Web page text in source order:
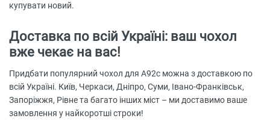
купувати новий.
Доставка по всій Україні: ваш чохол
вже чекає на вас!
Придбати популярний чохол для А92с можна з доставкою по
всій Україні. Київ, Черкаси, Дніпро, Суми, Івано-Франківськ,
Запоріжжя, Рівне та багато інших міст – ми доставимо ваше
замовлення у найкоротші строки!